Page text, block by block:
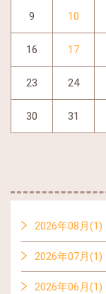
9 10
16 17
23 24
30 31
2026年08月(1)
2026年07月(1)
2026年06月(1)